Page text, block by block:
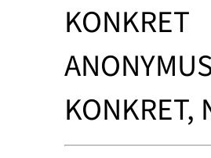
KONKRET
KONKRET,